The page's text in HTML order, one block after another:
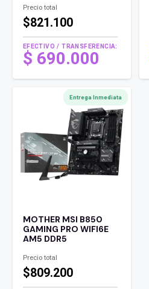
Precio total
$821.100
EFECTIVO / TRANSFERENCIA:
$ 690.000
Entrega Inmediata
MOTHER MSI B850
GAMING PRO WIFI6E
AM5 DDR5
Precio total
$809.200